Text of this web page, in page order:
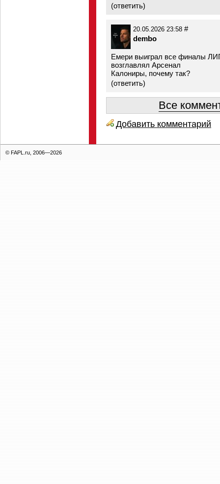
(ответить)
20.05.2026 23:58 #
dembo
Емери выиграл все финалы
возглавлял Арсенал
Калониры, почему так?
(ответить)
Все
Добавить комментарий
© FAPL.ru, 2006—2026